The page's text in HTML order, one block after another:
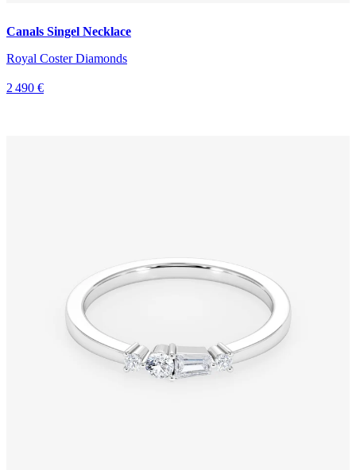
Canals Singel Necklace
Royal Coster Diamonds
2 490 €